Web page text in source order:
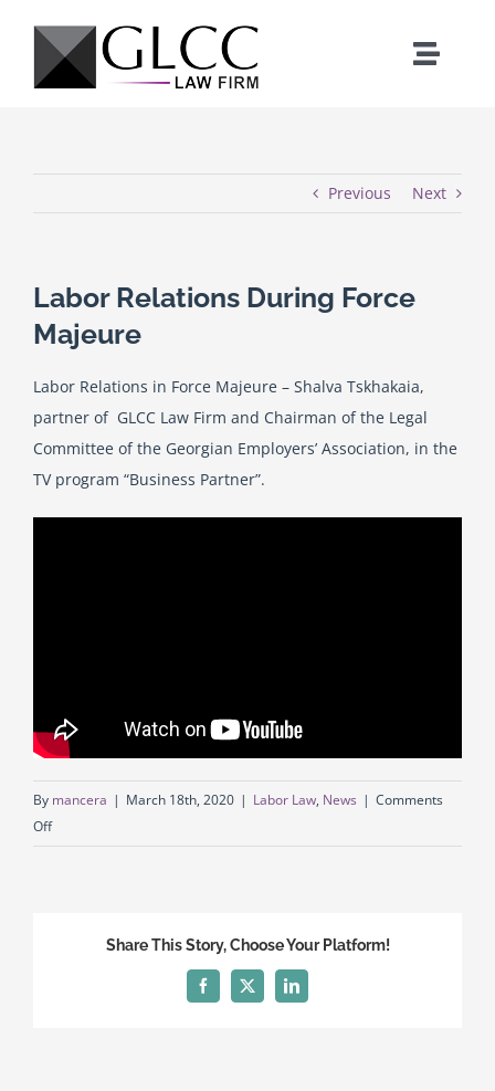
content
Toggle
News
Where We Work
Previous Next
Labor Relations During Force
Majeure
Labor Relations in Force Majeure – Shalva Tskhakaia,
partner of GLCC Law Firm and Chairman of the Legal
Committee of the Georgian Employers’ Association, in the
TV program “Business Partner”.
By mancera | March 18th, 2020 | Labor Law, News | Comments
Offon
Share This Story, Choose Your Platform!
Facebook
X LinkedIn